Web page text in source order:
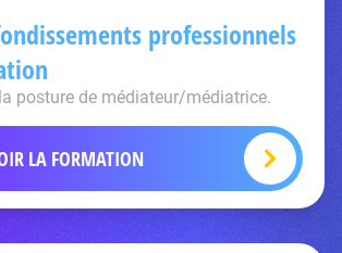
professionnels
posture de médiateur/médiatrice.
LA FORMATION